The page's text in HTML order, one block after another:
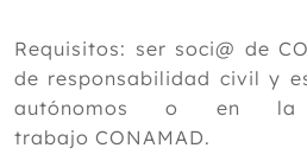
Requisitos: ser soci@ de
de responsabilidad civil y
autónomos o en la
trabajo CONAMAD.